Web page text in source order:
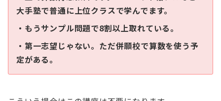
大手塾で普通に上位クラスで学んでます。
・もうサンプル問題で8割以上取れている。
・第一志望じゃない。ただ併願校で算数を使う予
定がある。